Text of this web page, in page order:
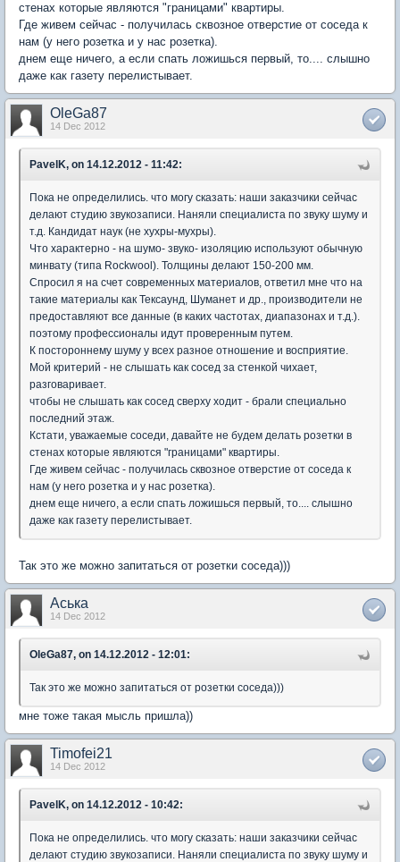
стенах которые являются "границами" квартиры.
Где живем сейчас - получилась сквозное отверстие от соседа к
нам (у него розетка и у нас розетка).
днем еще ничего, а если спать ложишься первый, то.... слышно
даже как газету перелистывает.
OleGa87
14 Dec 2012
PavelK, on 14.12.2012 - 11:42:
Пока не определились. что могу сказать: наши заказчики сейчас
делают студию звукозаписи. Наняли специалиста по звуку шуму и
т.д. Кандидат наук (не хухры-мухры).
Что характерно - на шумо- звуко- изоляцию используют обычную
минвату (типа Rockwool). Толщины делают 150-200 мм.
Спросил я на счет современных материалов, ответил мне что на
такие материалы как Тексаунд, Шуманет и др., производители не
предоставляют все данные (в каких частотах, диапазонах и т.д.).
поэтому профессионалы идут проверенным путем.
К постороннему шуму у всех разное отношение и восприятие.
Мой критерий - не слышать как сосед за стенкой чихает,
разговаривает.
чтобы не слышать как сосед сверху ходит - брали специально
последний этаж.
Кстати, уважаемые соседи, давайте не будем делать розетки в
стенах которые являются "границами" квартиры.
Где живем сейчас - получилась сквозное отверстие от соседа к
нам (у него розетка и у нас розетка).
днем еще ничего, а если спать ложишься первый, то.... слышно
даже как газету перелистывает.
Так это же можно запитаться от розетки соседа)))
Аська
14 Dec 2012
OleGa87, on 14.12.2012 - 12:01:
Так это же можно запитаться от розетки соседа)))
мне тоже такая мысль пришла))
Timofei21
14 Dec 2012
PavelK, on 14.12.2012 - 10:42:
Пока не определились. что могу сказать: наши заказчики сейчас
делают студию звукозаписи. Наняли специалиста по звуку шуму и